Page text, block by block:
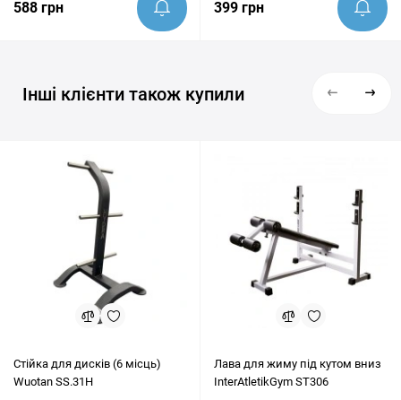
588 грн 399 грн
Інші клієнти також купили
Стійка для дисків (6 місць)
Wuotan SS.31H
Лава для жиму під кутом вниз
InterAtletikGym ST306